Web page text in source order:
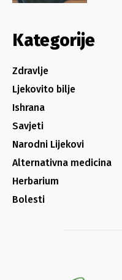
Kategorije
Zdravlje
Ljekovito bilje
Ishrana
Savjeti
Narodni Lijekovi
Alternativna medicina
Herbarium
Bolesti